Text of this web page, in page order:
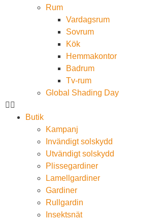
Rum
Vardagsrum
Sovrum
Kök
Hemmakontor
Badrum
Tv-rum
Global Shading Day
Butik
Kampanj
Invändigt solskydd
Utvändigt solskydd
Plissegardiner
Lamellgardiner
Gardiner
Rullgardin
Insektsnät